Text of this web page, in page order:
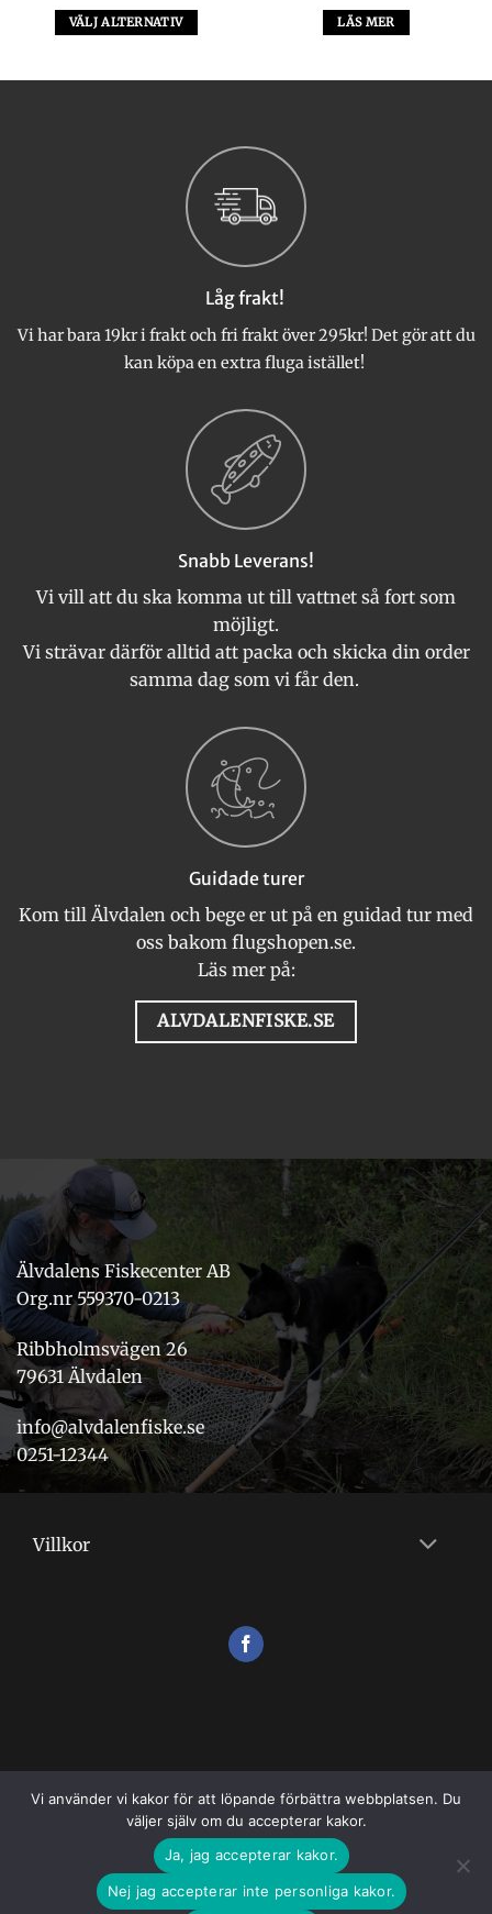
VÄLJ ALTERNATIV
alternativen
produktsidan
LÄS MER
Låg frakt!
Vi har bara 19kr i frakt och fri frakt över 295kr! Det gör att du
kan köpa en extra fluga istället!
Snabb Leverans!
Vi vill att du ska komma ut till vattnet så fort som
möjligt.
Vi strävar därför alltid att packa och skicka din order
samma dag som vi får den.
Guidade turer
Kom till Älvdalen och bege er ut på en guidad tur med
oss bakom flugshopen.se.
Läs mer på:
ALVDALENFISKE.SE
Älvdalens Fiskecenter AB
Org.nr 559370-0213
Ribbholmsvägen 26
79631 Älvdalen
info@alvdalenfiske.se
0251-12344
Villkor
Copyright 2026 ©Flugshopen
Vi använder vi kakor för att löpande förbättra webbplatsen. Du
väljer själv om du accepterar kakor.
Ja, jag accepterar kakor.
Nej jag accepterar inte personliga kakor.